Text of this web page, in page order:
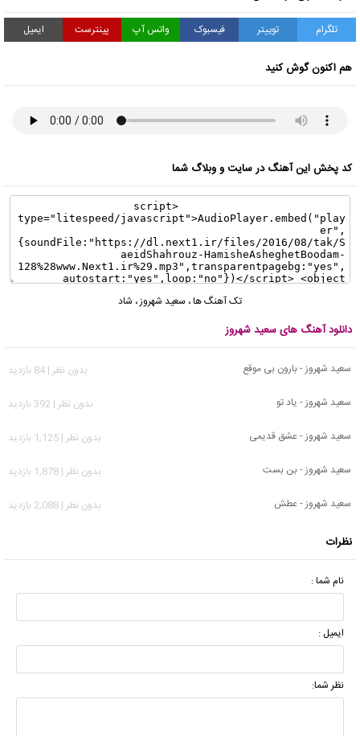
تلگرام توییتر فیسبوک واتس آپ پینترست ایمیل
هم اکنون گوش کنید
کد پخش این آهنگ در سایت و وبلاگ شما
تک آهنگ ها، سعید شهروز، شاد
دانلود آهنگ های سعید شهروز
سعید شهروز - بارون بی موقع
بدون نظر | 84 بازدید
سعید شهروز - یاد تو
بدون نظر | 392 بازدید
سعید شهروز - عشق قدیمی
بدون نظر | 1,125 بازدید
سعید شهروز - بن بست
بدون نظر | 1,878 بازدید
سعید شهروز - عطش
بدون نظر | 2,088 بازدید
نظرات
نام شما :
ایمیل :
نظر شما: